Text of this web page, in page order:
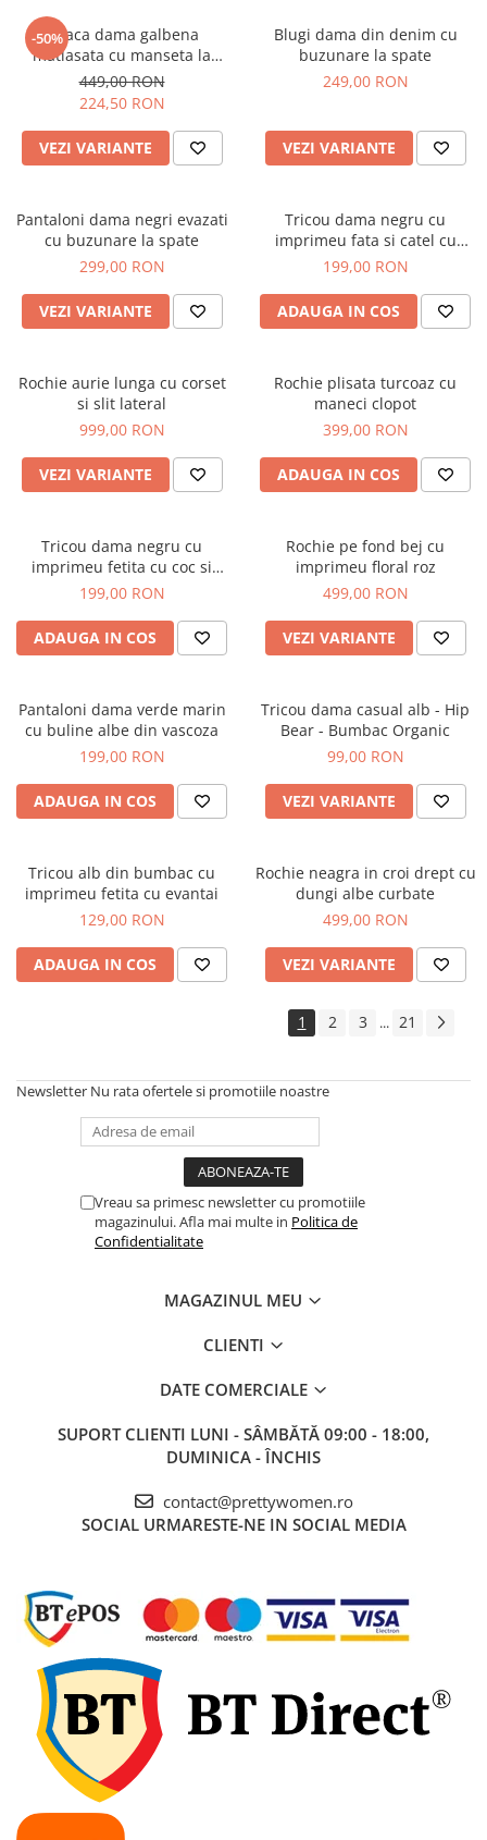
-50%Geaca dama galbena
matlasata cu manseta la
maneca si elastic in talie
449,00 RON
224,50 RON
VEZI VARIANTE
Blugi dama din denim cu
buzunare la spate
249,00 RON
VEZI VARIANTE
Pantaloni dama negri evazati
cu buzunare la spate
299,00 RON
VEZI VARIANTE
Tricou dama negru cu
imprimeu fata si catel cu
ochelari
199,00 RON
ADAUGA IN COS
Rochie aurie lunga cu corset
si slit lateral
999,00 RON
VEZI VARIANTE
Rochie plisata turcoaz cu
maneci clopot
399,00 RON
ADAUGA IN COS
Tricou dama negru cu
imprimeu fetita cu coc si
ochelari albastrii
199,00 RON
ADAUGA IN COS
Rochie pe fond bej cu
imprimeu floral roz
499,00 RON
VEZI VARIANTE
Pantaloni dama verde marin
cu buline albe din vascoza
199,00 RON
ADAUGA IN COS
Tricou dama casual alb - Hip
Bear - Bumbac Organic
99,00 RON
VEZI VARIANTE
Tricou alb din bumbac cu
imprimeu fetita cu evantai
129,00 RON
ADAUGA IN COS
Rochie neagra in croi drept cu
dungi albe curbate
499,00 RON
VEZI VARIANTE
1 2 3 ... 21
Newsletter Nu rata ofertele si promotiile noastre
Vreau sa primesc newsletter cu promotiile
magazinului. Afla mai multe in Politica de
Confidentialitate
MAGAZINUL MEU
CLIENTI
DATE COMERCIALE
SUPORT CLIENTI LUNI - SÂMBĂTĂ 09:00 - 18:00,
DUMINICA - ÎNCHIS
contact@prettywomen.ro
SOCIAL URMARESTE-NE IN SOCIAL MEDIA